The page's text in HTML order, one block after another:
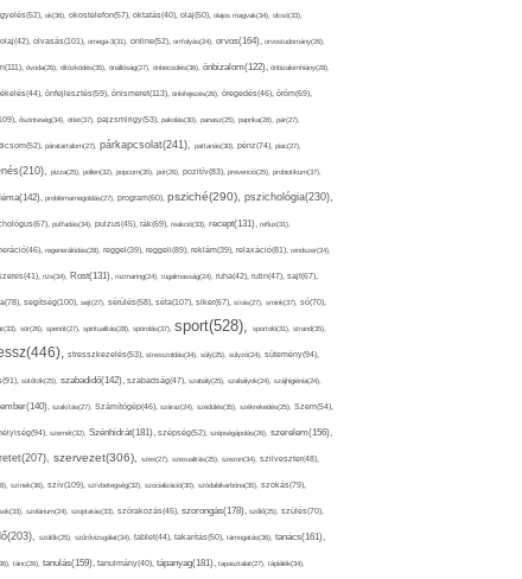
ok(36), okostelefon(57), oktatás(40), olaj(50), olajos magvak(34), olcsó(33),
olvasás(101), omega-3(31), online(52), orrfolyás(24), orvos(164), orvostudomány(26),
óvoda(26), öltözködés(35), önállóság(27), önbecsülés(36), önbizalom(122), önbizalomhiány(28),
önfejlesztés(59), önismeret(113), önkifejezés(26), öregedés(46), öröm(69),
őszinteség(34), ötlet(37), pajzsmirigy(53), pakolás(30), panasz(25), paprika(28), pár(27),
páratartalom(27), párkapcsolat(241), pattanás(30), pénz(74), piac(27),
pizza(25), pollen(32), popcorn(35), por(26), pozitív(83), prevenció(25), probiotikum(37),
problémamegoldás(27), program(60), psziché(290), pszichológia(230),
puffadás(34), pulzus(45), rák(69), reakció(33), recept(131), reflux(31),
regenerálódás(28), reggel(39), reggeli(89), reklám(39), relaxáció(81), rendszer(24),
rizs(34), Rost(131), rozmaring(24), rugalmasság(24), ruha(42), rutin(47), sajt(67),
segítség(100), sejt(27), sérülés(58), séta(107), siker(67), sírás(27), smink(37), só(70),
sör(26), spenót(27), spiritualitás(28), spórolás(37), sport(528), sportoló(31), strand(35),
stresszkezelés(53), stresszoldás(34), súly(25), súlyzó(24), sütemény(94),
sütőtök(25), szabadidő(142), szabadság(47), szabály(25), szabályok(24), szájhigiénia(24),
szakítás(27), Számítógép(46), száraz(24), szédülés(35), székrekedés(25), Szem(54),
szemét(32), Szénhidrát(181), szépség(52), szépségápolás(26), szerelem(156),
szervezet(306), szex(27), szexualitás(25), szezon(34), szilveszter(48),
színek(36), szív(109), szívbetegség(32), szocializáció(30), szódabikarbóna(35), szokás(79),
szolárium(24), szoptatás(33), szórakozás(45), szorongás(178), szőlő(25), szülés(70),
szülők(25), szűrővizsgálat(34), tablet(44), takarítás(50), támogatás(36), tanács(161),
tánc(26), tanulás(159), tanulmány(40), tápanyag(181), tapasztalat(27), táplálék(34),